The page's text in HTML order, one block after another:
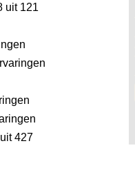
uit 121
uit 427